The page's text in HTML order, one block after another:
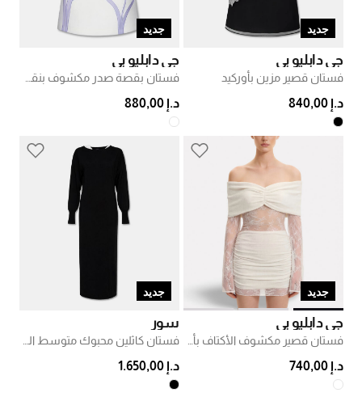
جديد
جي دابليو بي
فستان قصير مزين بأوركيد
د.إ 840,00
جديد
جي دابليو بي
د.إ 880,00
جديد
جي دابليو بي
د.إ 740,00
جديد
سور
د.إ 1.650,00